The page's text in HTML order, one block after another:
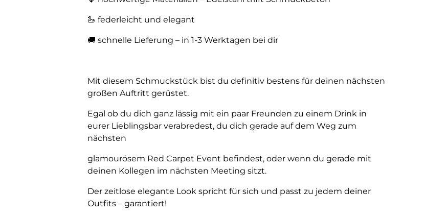
🦢 federleicht und elegant
🚚 schnelle Lieferung – in 1-3 Werktagen bei dir
Mit diesem Schmuckstück bist du definitiv bestens für deinen nächsten
großen Auftritt gerüstet.
Egal ob du dich ganz lässig mit ein paar Freunden zu einem Drink in
eurer Lieblingsbar verabredest, du dich gerade auf dem Weg zum
nächsten
glamourösem Red Carpet Event befindest, oder wenn du gerade mit
deinen Kollegen im nächsten Meeting sitzt.
Der zeitlose elegante Look spricht für sich und passt zu jedem deiner
Outfits – garantiert!